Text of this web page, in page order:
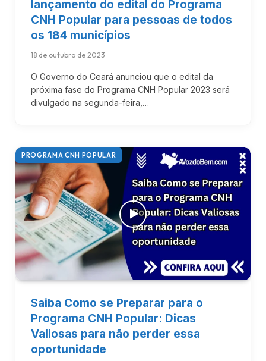
lançamento do edital do Programa
CNH Popular para pessoas de todos
os 184 municípios
18 de outubro de 2023
O Governo do Ceará anunciou que o edital da
próxima fase do Programa CNH Popular 2023 será
divulgado na segunda-feira,…
PROGRAMA CNH POPULAR
Saiba Como se Preparar para o
Programa CNH Popular: Dicas
Valiosas para não perder essa
oportunidade